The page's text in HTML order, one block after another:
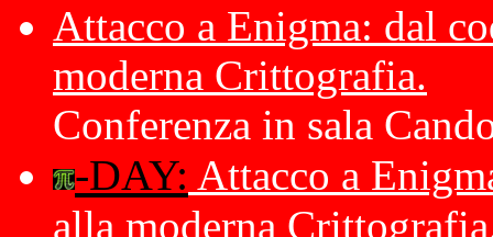
Attacco a Enigma: dal
moderna Crittografia.
Conferenza in sala
-DAY: Attacco a
alla moderna